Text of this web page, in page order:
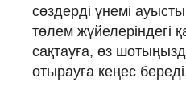
сөздерді үнемі
төлем жүйелеріндегі
сақтауға, өз
отырауға кеңес